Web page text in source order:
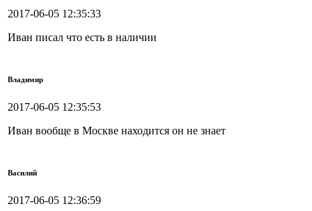
2017-06-05 12:35:33
Иван писал что есть в наличии
Владимир
2017-06-05 12:35:53
Иван вообще в Москве находится он не знает
Василий
2017-06-05 12:36:59